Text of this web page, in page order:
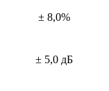
± 8,0%
± 5,0 дБ